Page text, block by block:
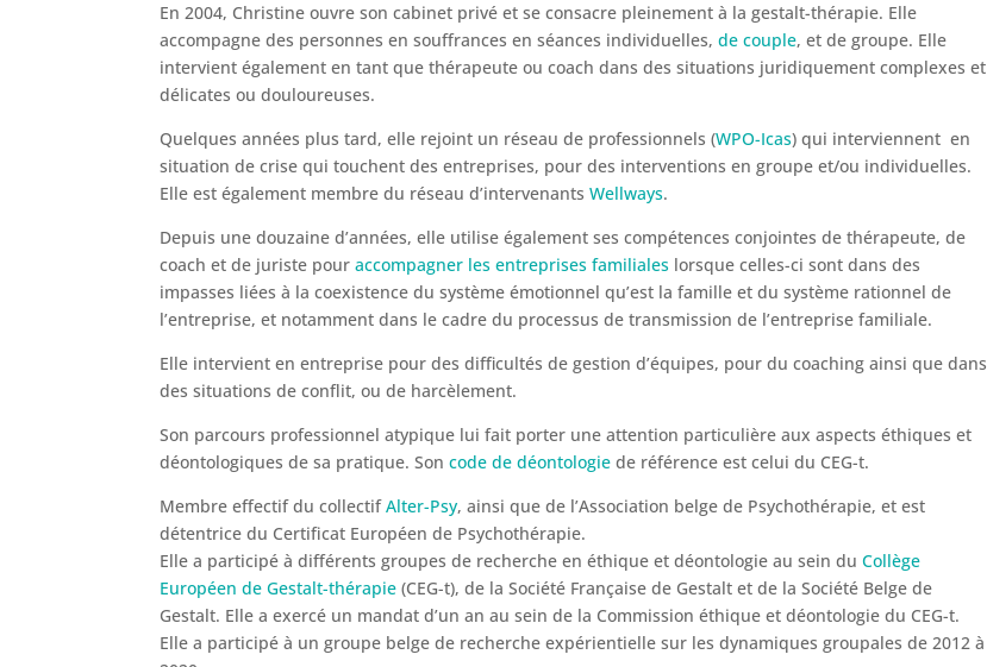
En 2004, Christine ouvre son cabinet privé et se consacre pleinement à la gestalt-thérapie. Elle
accompagne des personnes en souffrances en séances individuelles,de couple, et de groupe. Elle
intervient également en tant que thérapeute ou coach dans des situations juridiquement complexes et
délicates ou douloureuses.
Quelques années plus tard, elle rejoint un réseau de professionnels (WPO-Icas) qui interviennent en
situation de crise qui touchent des entreprises, pour des interventions en groupe et/ou individuelles.
Elle est également membre du réseau d’intervenantsWellways.
Depuis une douzaine d’années, elle utilise également ses compétences conjointes de thérapeute, de
coach et de juriste pouraccompagner les entreprises familiales lorsque celles-ci sont dans des
impasses liées à la coexistence du système émotionnel qu’est la famille et du système rationnel de
l’entreprise, et notamment dans le cadre du processus de transmission de l’entreprise familiale.
Elle intervient en entreprise pour des difficultés de gestion d’équipes, pour du coaching ainsi que dans
des situations de conflit, ou de harcèlement.
Son parcours professionnel atypique lui fait porter une attention particulière aux aspects éthiques et
déontologiques de sa pratique. Soncode de déontologie de référence est celui du CEG-t.
Membre effectif du collectifAlter-Psy, ainsi que de l’Association belge de Psychothérapie, et est
détentrice du Certificat Européen de Psychothérapie.
Elle a participé à différents groupes de recherche en éthique et déontologie au sein duCollège
Européen de Gestalt-thérapie(CEG-t), de la Société Française de Gestalt et de la Société Belge de
Gestalt. Elle a exercé un mandat d’un an au sein de la Commission éthique et déontologie du CEG-t.
Elle a participé à un groupe belge de recherche expérientielle sur les dynamiques groupales de 2012 à